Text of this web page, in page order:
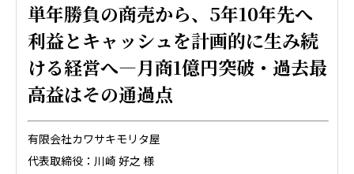
単年勝負の商売から、5年10年先へ
利益とキャッシュを計画的に生み続
ける経営へ―月商1億円突破・過去最
高益はその通過点
有限会社カワサキモリタ屋
代表取締役：川崎 好之 様